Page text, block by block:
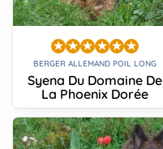
BERGER ALLEMAND POIL LONG
Syena Du Domaine De
La Phoenix Dorée